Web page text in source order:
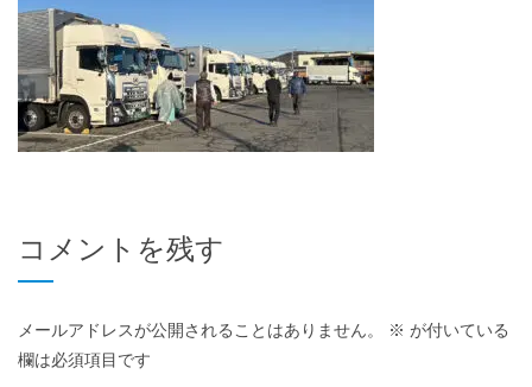
コメントを残す
メールアドレスが公開されることはありません。 ※ が付いている
欄は必須項目です